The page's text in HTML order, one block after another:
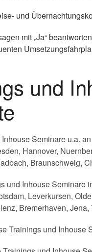
und
mit „Ja“
und
Seminare u.a.
Hannover,
Braunschweig,
und Inhouse Seminare
Leverkursen,
Bremerhaven, Jena,
Trainings und